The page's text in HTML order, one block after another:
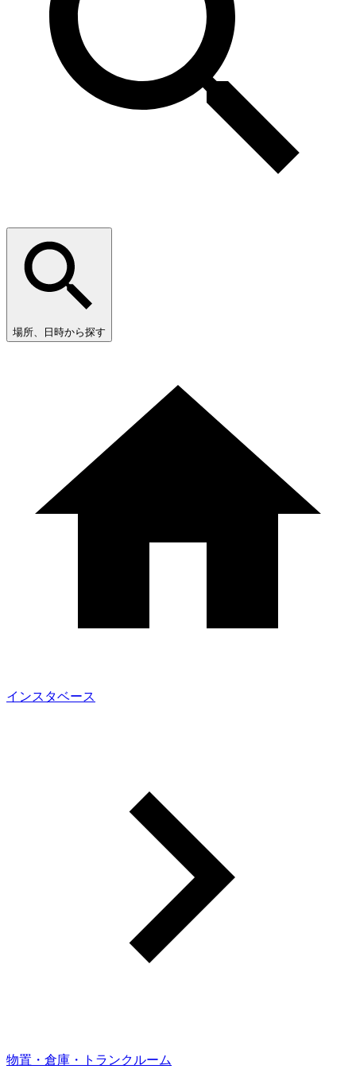
場所、日時から探す
インスタベース
物置・倉庫・トランクルーム